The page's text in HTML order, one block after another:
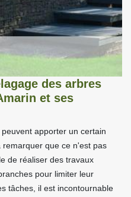
des arbres
et ses
apporter un certain
que ce n'est pas
de réaliser des travaux
pour limiter leur
tâches, il est incontournable